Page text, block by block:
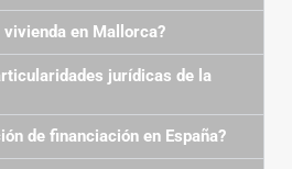
en Mallorca?
jurídicas de la
de financiación en España?